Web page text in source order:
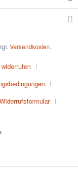
Versandkosten.